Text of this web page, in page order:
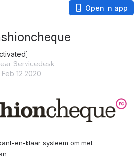
Open in app
Servicedesk
12 2020
en-klaar systeem om met